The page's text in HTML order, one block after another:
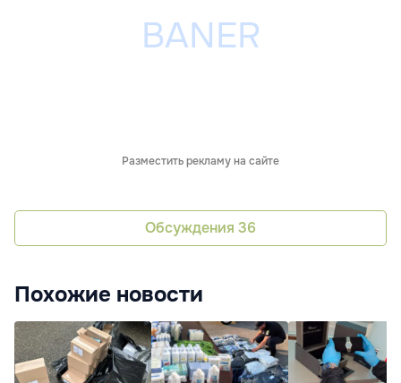
Разместить рекламу на сайте
Обсуждения 36
Похожие новости